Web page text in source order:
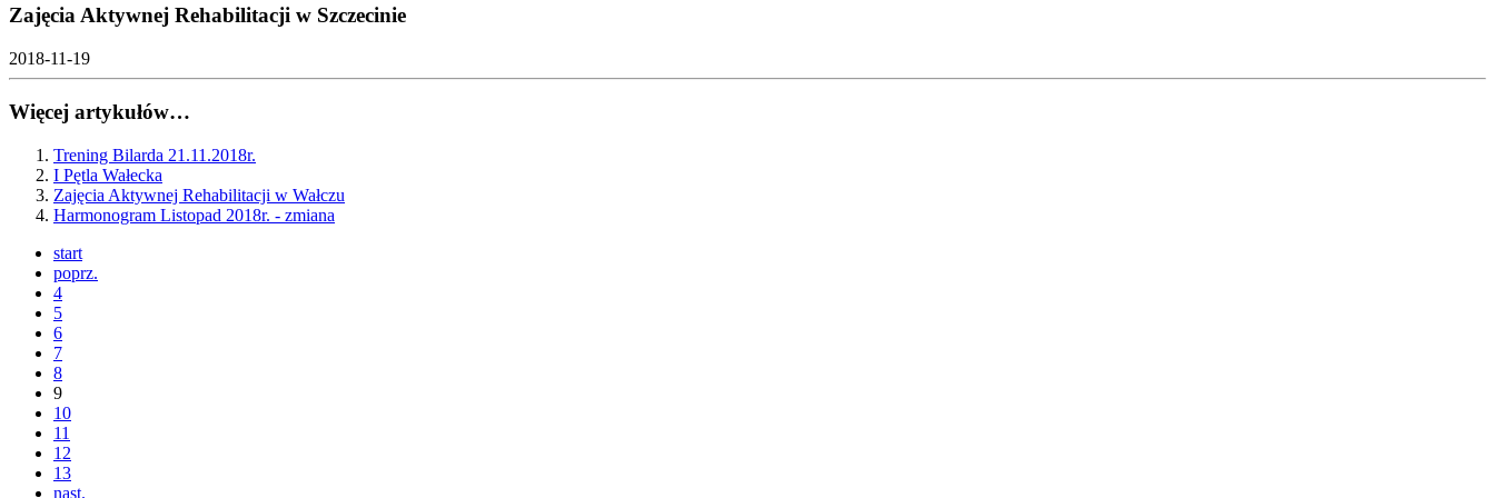
Zajęcia Aktywnej Rehabilitacji w Szczecinie
2018-11-19
Więcej artykułów…
Trening Bilarda 21.11.2018r.
I Pętla Wałecka
Zajęcia Aktywnej Rehabilitacji w Wałczu
Harmonogram Listopad 2018r. - zmiana
start
poprz.
4
5
6
7
8
9
10
11
12
13
nast.